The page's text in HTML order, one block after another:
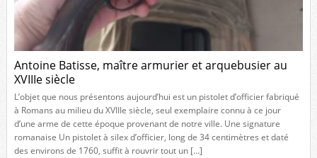
Antoine Batisse, maître armurier et arquebusier au
XVIIIe siècle
L’objet que nous présentons aujourd’hui est un pistolet d’officier fabriqué
à Romans au milieu du XVIIIe siècle, seul exemplaire connu à ce jour
d’une arme de cette époque provenant de notre ville. Une signature
romanaise Un pistolet à silex d’officier, long de 34 centimètres et daté
des environs de 1760, suffit à rouvrir tout un […]